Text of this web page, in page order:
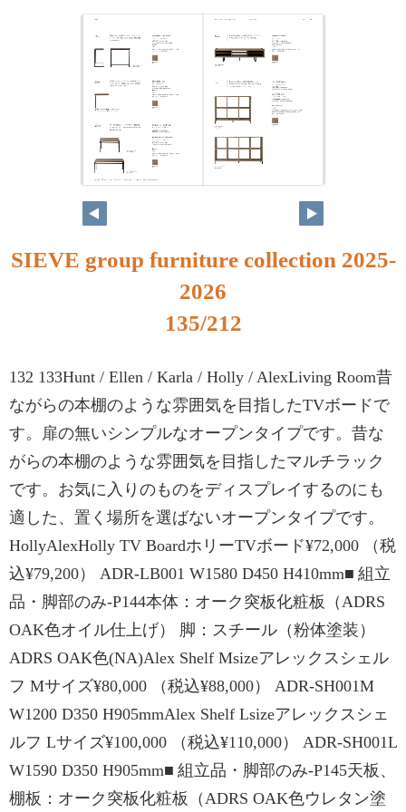
SIEVE group furniture collection 2025-
2026
135/212
132 133Hunt / Ellen / Karla / Holly / AlexLiving Room昔
ながらの本棚のような雰囲気を目指したTVボードで
す。扉の無いシンプルなオープンタイプです。昔な
がらの本棚のような雰囲気を目指したマルチラック
です。お気に入りのものをディスプレイするのにも
適した、置く場所を選ばないオープンタイプです。
HollyAlexHolly TV BoardホリーTVボード¥72,000 （税
込¥79,200） ADR-LB001 W1580 D450 H410mm■ 組立
品・脚部のみ-P144本体：オーク突板化粧板（ADRS
OAK色オイル仕上げ） 脚：スチール（粉体塗装）
ADRS OAK色(NA)Alex Shelf Msizeアレックスシェル
フ Mサイズ¥80,000 （税込¥88,000） ADR-SH001M
W1200 D350 H905mmAlex Shelf Lsizeアレックスシェ
ルフ Lサイズ¥100,000 （税込¥110,000） ADR-SH001L
W1590 D350 H905mm■ 組立品・脚部のみ-P145天板、
棚板：オーク突板化粧板（ADRS OAK色ウレタン塗